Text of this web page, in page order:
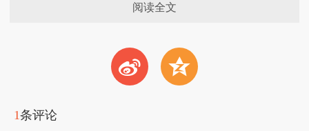
阅读全文
t z
1条评论